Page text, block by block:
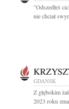
"Odszedłeś
nie chciał
GDAŃSK
Z głębokim
2023 roku